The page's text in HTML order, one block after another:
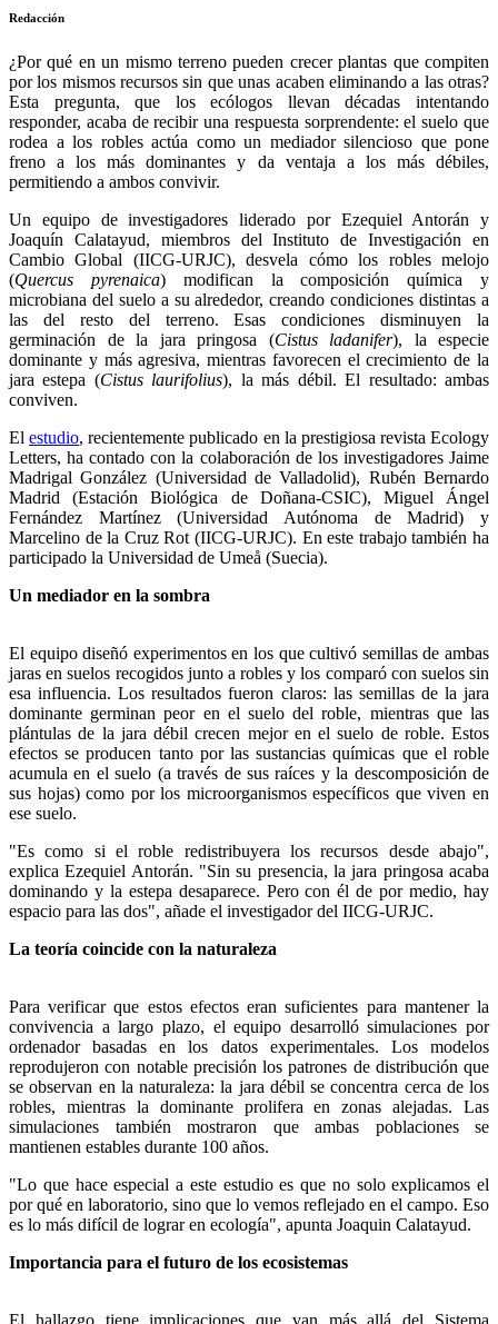
Redacción
¿Por qué en un mismo terreno pueden crecer plantas que compiten
por los mismos recursos sin que unas acaben eliminando a las otras?
Esta pregunta, que los ecólogos llevan décadas intentando
responder, acaba de recibir una respuesta sorprendente: el suelo que
rodea a los robles actúa como un mediador silencioso que pone
freno a los más dominantes y da ventaja a los más débiles,
permitiendo a ambos convivir.
Un equipo de investigadores liderado por Ezequiel Antorán y
Joaquín Calatayud, miembros del Instituto de Investigación en
Cambio Global (IICG-URJC), desvela cómo los robles melojo
(Quercus pyrenaica) modifican la composición química y
microbiana del suelo a su alrededor, creando condiciones distintas a
las del resto del terreno. Esas condiciones disminuyen la
germinación de la jara pringosa (Cistus ladanifer), la especie
dominante y más agresiva, mientras favorecen el crecimiento de la
jara estepa (Cistus laurifolius), la más débil. El resultado: ambas
conviven.
Elestudio, recientemente publicado en la prestigiosa revista Ecology
Letters, ha contado con la colaboración de los investigadores Jaime
Madrigal González (Universidad de Valladolid), Rubén Bernardo
Madrid (Estación Biológica de Doñana-CSIC), Miguel Ángel
Fernández Martínez (Universidad Autónoma de Madrid) y
Marcelino de la Cruz Rot (IICG-URJC). En este trabajo también ha
participado la Universidad de Umeå (Suecia).
Un mediador en la sombra
El equipo diseñó experimentos en los que cultivó semillas de ambas
jaras en suelos recogidos junto a robles y los comparó con suelos sin
esa influencia. Los resultados fueron claros: las semillas de la jara
dominante germinan peor en el suelo del roble, mientras que las
plántulas de la jara débil crecen mejor en el suelo de roble. Estos
efectos se producen tanto por las sustancias químicas que el roble
acumula en el suelo (a través de sus raíces y la descomposición de
sus hojas) como por los microorganismos específicos que viven en
ese suelo.
"Es como si el roble redistribuyera los recursos desde abajo",
explica Ezequiel Antorán. "Sin su presencia, la jara pringosa acaba
dominando y la estepa desaparece. Pero con él de por medio, hay
espacio para las dos", añade el investigador del IICG-URJC.
La teoría coincide con la naturaleza
Para verificar que estos efectos eran suficientes para mantener la
convivencia a largo plazo, el equipo desarrolló simulaciones por
ordenador basadas en los datos experimentales. Los modelos
reprodujeron con notable precisión los patrones de distribución que
se observan en la naturaleza: la jara débil se concentra cerca de los
robles, mientras la dominante prolifera en zonas alejadas. Las
simulaciones también mostraron que ambas poblaciones se
mantienen estables durante 100 años.
"Lo que hace especial a este estudio es que no solo explicamos el
por qué en laboratorio, sino que lo vemos reflejado en el campo. Eso
es lo más difícil de lograr en ecología", apunta Joaquin Calatayud.
Importancia para el futuro de los ecosistemas